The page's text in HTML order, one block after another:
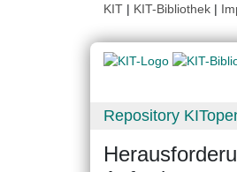
KIT | KIT-Bibliothek |
Repository